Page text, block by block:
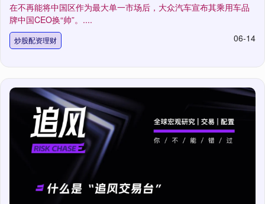
在不再能将中国区作为最大单一市场后，大众汽车宣布其乘用车品
牌中国CEO换“帅”。....
炒股配资理财 06-14